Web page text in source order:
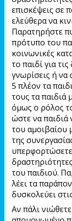
επισκέψεις σε
ελεύθερα να
Παρατηρήστε
πρότυπο του
κοινωνικές
το παιδί για
γνωρίσεις ή να
5 πλέον τα
τους τα παιδιά
όμως ο ρόλος
ώστε να παιδιά
του αμοιβαίου
της
του παιδιού.
λέει τα
δυσκολεύει
Αν πάλι